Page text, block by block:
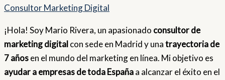
Consultor Marketing Digital
¡Hola! Soy Mario Rivera, un apasionado consultor de
marketing digital con sede en Madrid y unatrayectoria de
7 añosen el mundo del marketing en línea. Mi objetivo es
ayudar a empresas de toda Españaa alcanzar el éxito en el